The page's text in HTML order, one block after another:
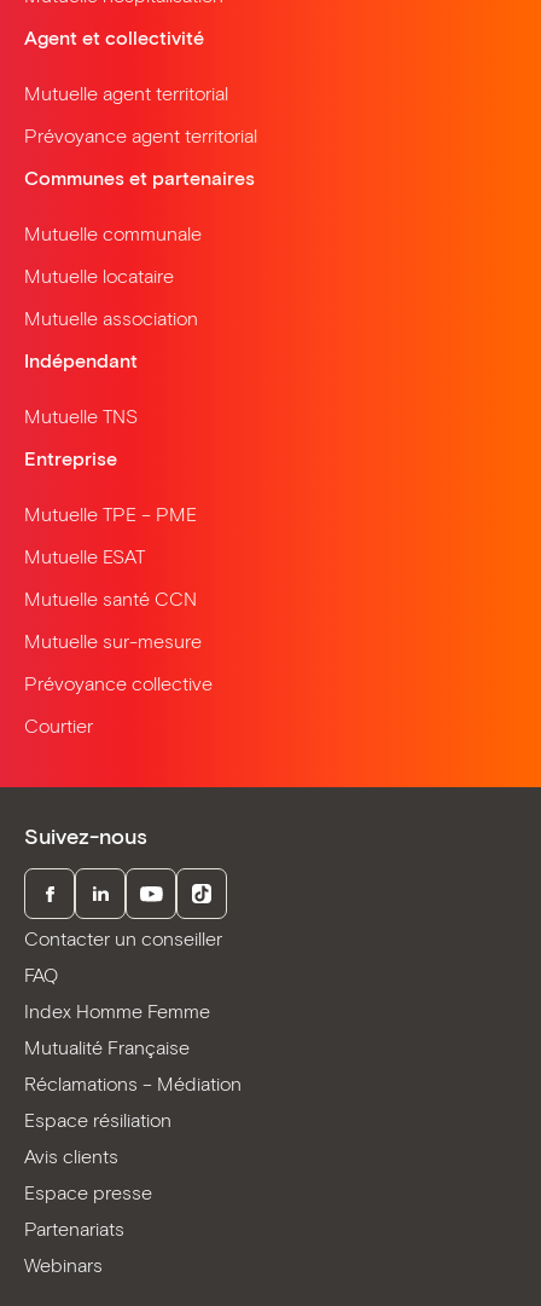
Agent et collectivité
Mutuelle agent territorial
Prévoyance agent territorial
Communes et partenaires
Mutuelle communale
Mutuelle locataire
Mutuelle association
Indépendant
Mutuelle TNS
Entreprise
Mutuelle TPE – PME
Mutuelle ESAT
Mutuelle santé CCN
Mutuelle sur-mesure
Prévoyance collective
Courtier
Suivez-nous
FacebookLinkedInYoutubeTikTok
Contacter un conseiller
FAQ
Index Homme Femme
Mutualité Française
Réclamations – Médiation
Espace résiliation
Avis clients
Espace presse
Partenariats
Webinars